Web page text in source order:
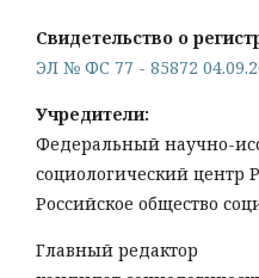
Свидетельство о
ЭЛ № ФС 77 - 85872
Учредители:
Федеральный научно-
социологический
Российское общество
Главный редактор